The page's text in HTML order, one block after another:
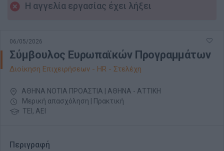
Η αγγελία εργασίας έχει λήξει
06/05/2026
Σύμβουλος Ευρωπαϊκών Προγραμμάτων
Διοίκηση Επιχειρήσεων - HR - Στελέχη
ΑΘΗΝΑ ΝΟΤΙΑ ΠΡΟΑΣΤΙΑ | ΑΘΗΝΑ - ΑΤΤΙΚΗ
Μερική απασχόληση | Πρακτική
ΤΕΙ, ΑΕΙ
Περιγραφή